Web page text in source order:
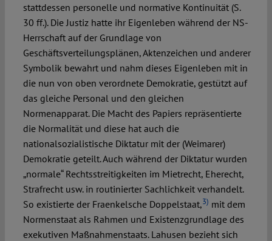
stattdessen personelle und normative Kontinuität (S.
30 ff.). Die Justiz hatte ihr Eigenleben während der NS-
Herrschaft auf der Grundlage von
Geschäftsverteilungsplänen, Aktenzeichen und anderer
Symbolik bewahrt und nahm dieses Eigenleben mit in
die nun von oben verordnete Demokratie, gestützt auf
das gleiche Personal und den gleichen
Normenapparat. Die Macht des Papiers repräsentierte
die Normalität und diese hat auch die
nationalsozialistische Diktatur mit der (Weimarer)
Demokratie geteilt. Auch während der Diktatur wurden
„normale“ Rechtsstreitigkeiten im Mietrecht, Eherecht,
Strafrecht usw. in routinierter Sachlichkeit verhandelt.
So existierte der Fraenkelsche Doppelstaat,3) mit dem
Normenstaat als Rahmen und Existenzgrundlage des
exekutiven Maßnahmenstaats. Lahusen bezieht sich